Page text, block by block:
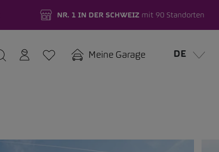
NR. 1 IN DER SCHWEIZmit 90 Standorten
Meine Garage DE